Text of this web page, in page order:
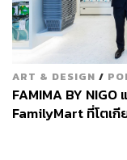
ART & DESIGN /
FAMIMA BY
FamilyMart ที่โตเกี